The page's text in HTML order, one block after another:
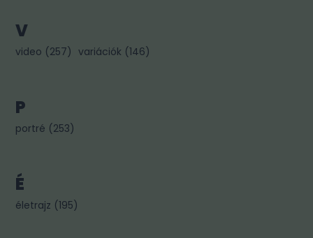
V
video (257) variációk (146)
P
portré (253)
É
életrajz (195)